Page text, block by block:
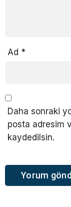
Ad *
Daha sonraki
posta adresim
kaydedilsin.